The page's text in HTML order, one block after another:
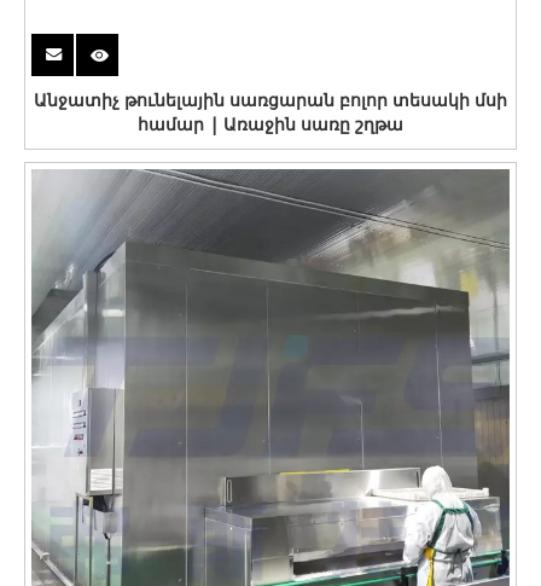
Անջատիչ թունելային սառցարան բոլոր տեսակի մսի
համար | Առաջին սառը շղթա